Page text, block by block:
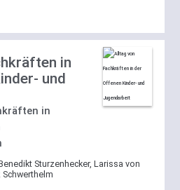
in
und
in
Sturzenhecker, Larissa von